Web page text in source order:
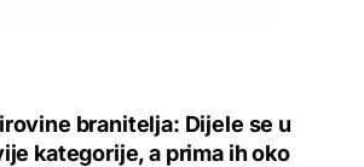
branitelja: Dijele se u
kategorije, a prima ih oko